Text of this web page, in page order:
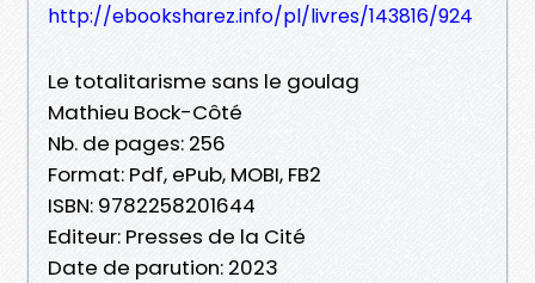
http://ebooksharez.info/pl/livres/143816/924
Le totalitarisme sans le goulag
Mathieu Bock-Côté
Nb. de pages: 256
Format: Pdf, ePub, MOBI, FB2
ISBN: 9782258201644
Editeur: Presses de la Cité
Date de parution: 2023